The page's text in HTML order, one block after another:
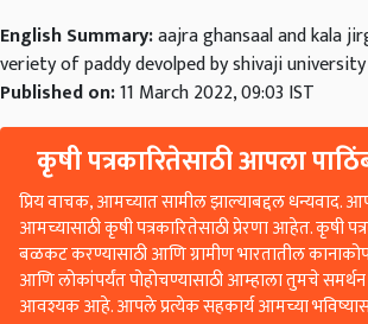
English Summary:aajra ghansaal and kala
veriety of paddy devolped by shivaji university
Published on:11 March 2022, 09:03 IST
कृषी पत्रकारितेसाठी आपला
प्रिय वाचक, आमच्यात सामील झाल्याबद्दल धन्यवाद.
आमच्यासाठी कृषी पत्रकारितेसाठी प्रेरणा आहेत. कृषी
बळकट करण्यासाठी आणि ग्रामीण भारतातील
आणि लोकांपर्यंत पोहोचण्यासाठी आम्हाला तुमचे
आवश्यक आहे. आपले प्रत्येक सहकार्य आमच्या